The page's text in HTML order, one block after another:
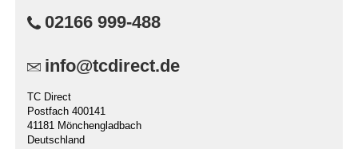
02166 999-488
info@tcdirect.de
TC Direct
Postfach 400141
41181 Mönchengladbach
Deutschland